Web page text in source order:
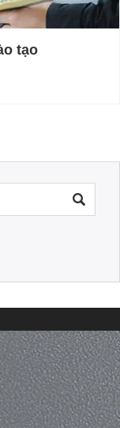
tạo
